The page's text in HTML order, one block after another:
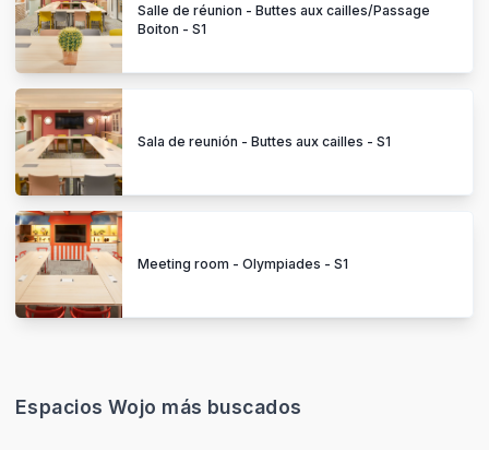
Salle de réunion - Buttes aux cailles/Passage
Boiton - S1
Sala de reunión - Buttes aux cailles - S1
Meeting room - Olympiades - S1
Espacios Wojo más buscados